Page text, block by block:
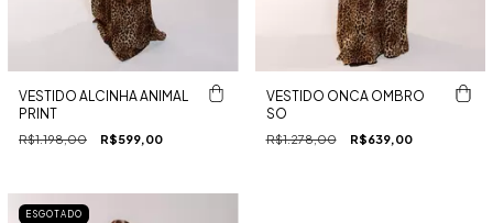
VESTIDO ALCINHA ANIMAL
PRINT
R$1.198,00 R$599,00
VESTIDO ONCA OMBRO
SO
R$1.278,00 R$639,00
ESGOTADO